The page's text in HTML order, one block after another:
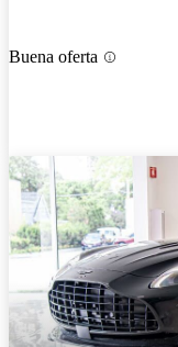
Buena oferta